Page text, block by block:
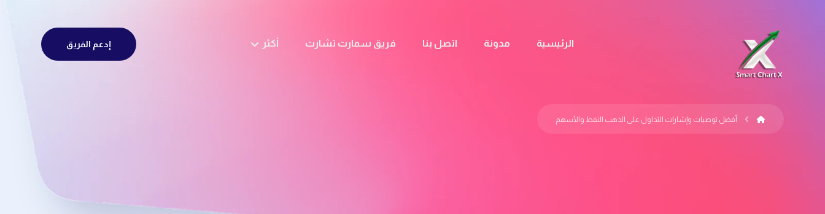
الرئيسية مدونة اتصل بنا فريق سمارت تشارت أكثر إدعم الفريق
أفضل توصيات وإشارات التداول على الذهب النفط والأسهم